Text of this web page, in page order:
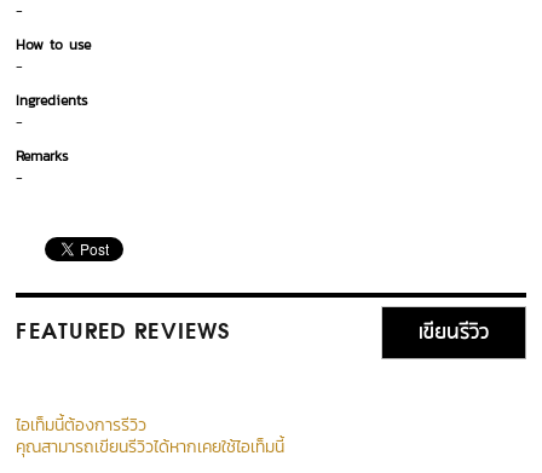
-
How to use
-
Ingredients
-
Remarks
-
FEATURED REVIEWS เขียนรีวิว
ไอเท็มนี้ต้องการรีวิว
คุณสามารถเขียนรีวิวได้หากเคยใช้ไอเท็มนี้